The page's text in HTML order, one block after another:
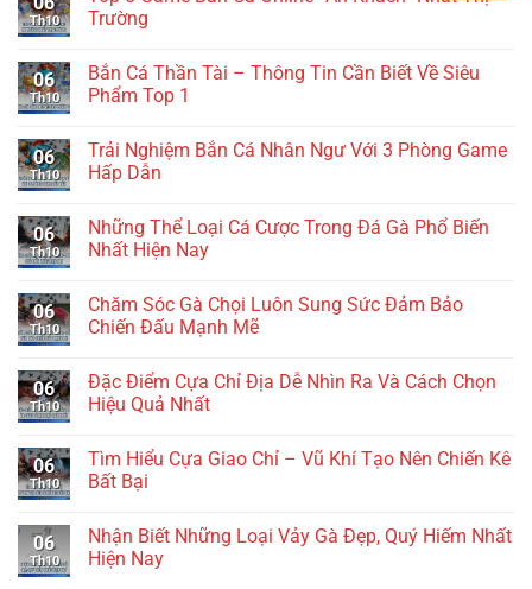
Th10
Trường
06
Th10
Bắn Cá Thần Tài – Thông Tin Cần Biết Về Siêu
Phẩm Top 1
06
Th10
Trải Nghiệm Bắn Cá Nhân Ngư Với 3 Phòng Game
Hấp Dẫn
06
Th10
Những Thể Loại Cá Cược Trong Đá Gà Phổ Biến
Nhất Hiện Nay
06
Th10
Chăm Sóc Gà Chọi Luôn Sung Sức Đảm Bảo
Chiến Đấu Mạnh Mẽ
06
Th10
Đặc Điểm Cựa Chỉ Địa Dễ Nhìn Ra Và Cách Chọn
Hiệu Quả Nhất
06
Th10
Tìm Hiểu Cựa Giao Chỉ – Vũ Khí Tạo Nên Chiến Kê
Bất Bại
06
Th10
Nhận Biết Những Loại Vảy Gà Đẹp, Quý Hiếm Nhất
Hiện Nay